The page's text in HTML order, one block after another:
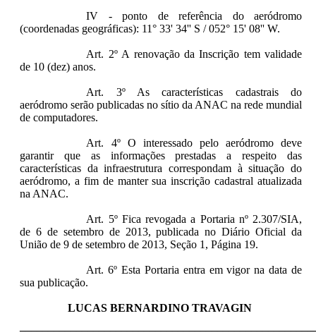
IV - ponto de referência do aeródromo
(coordenadas geográficas): 11° 33' 34'' S / 052° 15' 08'' W.
Art. 2º A renovação da Inscrição tem validade
de 10 (dez) anos.
Art. 3º As características cadastrais do
aeródromo serão publicadas no sítio da ANAC na rede mundial
de computadores.
Art. 4º O interessado pelo aeródromo deve
garantir que as informações prestadas a respeito das
características da infraestrutura correspondam à situação do
aeródromo, a fim de manter sua inscrição cadastral atualizada
na ANAC.
Art. 5º Fica revogada a Portaria nº 2.307/SIA,
de 6 de setembro de 2013, publicada no Diário Oficial da
União de 9 de setembro de 2013, Seção 1, Página 19.
Art. 6º Esta Portaria entra em vigor na data de
sua publicação.
LUCAS BERNARDINO TRAVAGIN